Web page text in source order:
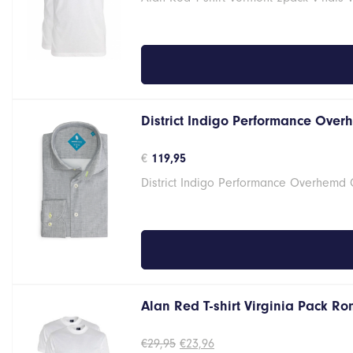
District Indigo Performance
€ 119,95
District Indigo Performance Overhemd
Alan Red T-shirt Virginia Pack
€29,95 Oorspronkelijke
€23,96Huidige